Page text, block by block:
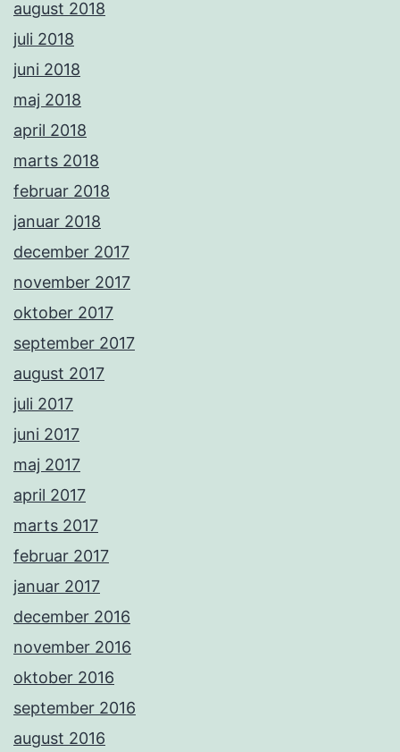
august 2018
juli 2018
juni 2018
maj 2018
april 2018
marts 2018
februar 2018
januar 2018
december 2017
november 2017
oktober 2017
september 2017
august 2017
juli 2017
juni 2017
maj 2017
april 2017
marts 2017
februar 2017
januar 2017
december 2016
november 2016
oktober 2016
september 2016
august 2016